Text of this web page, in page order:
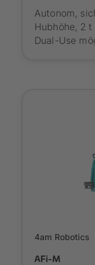
Autonom,
Hubhöhe, 2
Dual-Use
4am Robotics
AFi-M